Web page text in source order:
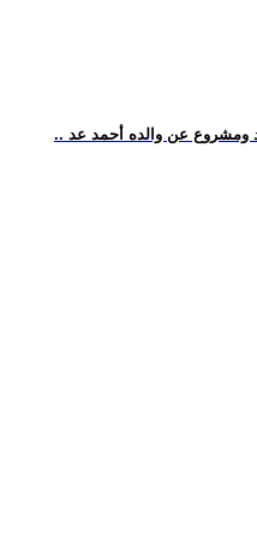
ومشروع عن والده أحمد عد